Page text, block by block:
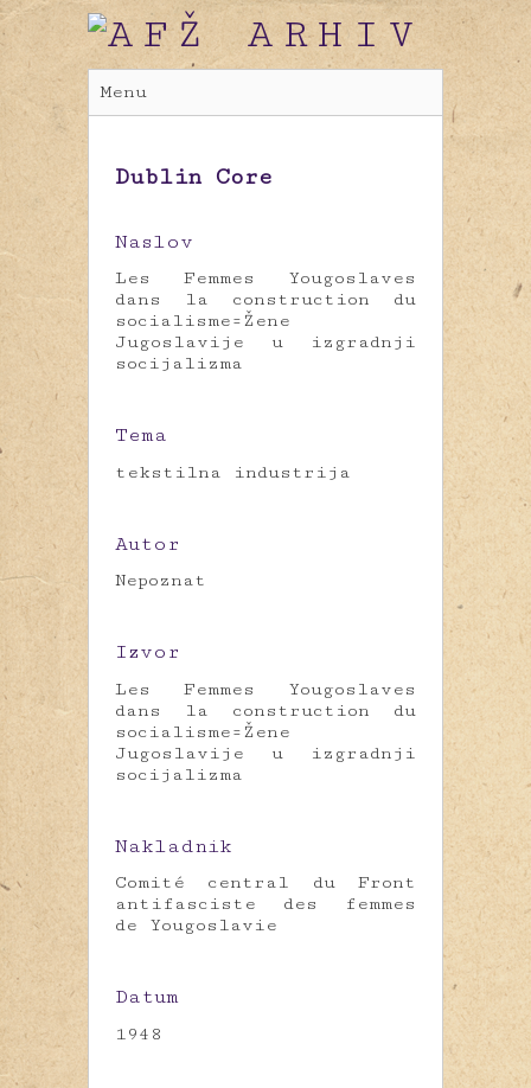
Menu
Dublin Core
Naslov
Les Femmes Yougoslaves
dans la construction du
socialisme=Žene
Jugoslavije u izgradnji
socijalizma
Tema
tekstilna industrija
Autor
Nepoznat
Izvor
Les Femmes Yougoslaves
dans la construction du
socialisme=Žene
Jugoslavije u izgradnji
socijalizma
Nakladnik
Comité central du Front
antifasciste des femmes
de Yougoslavie
Datum
1948